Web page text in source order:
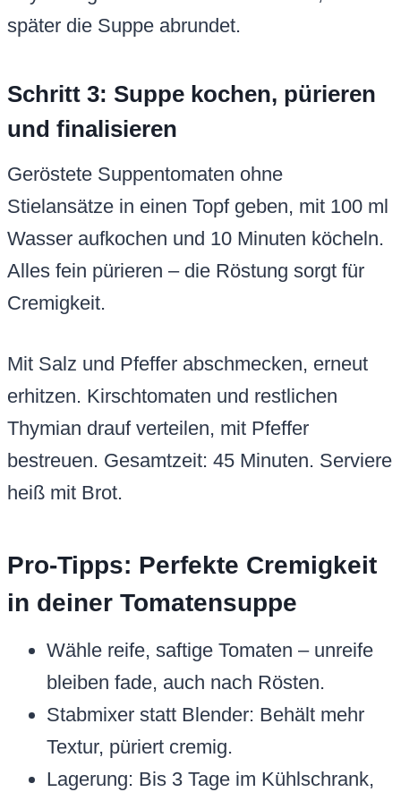
später die Suppe abrundet.
Schritt 3: Suppe kochen, pürieren
und finalisieren
Geröstete Suppentomaten ohne
Stielansätze in einen Topf geben, mit 100 ml
Wasser aufkochen und 10 Minuten köcheln.
Alles fein pürieren – die Röstung sorgt für
Cremigkeit.
Mit Salz und Pfeffer abschmecken, erneut
erhitzen. Kirschtomaten und restlichen
Thymian drauf verteilen, mit Pfeffer
bestreuen. Gesamtzeit: 45 Minuten. Serviere
heiß mit Brot.
Pro-Tipps: Perfekte Cremigkeit
in deiner Tomatensuppe
Wähle reife, saftige Tomaten – unreife
bleiben fade, auch nach Rösten.
Stabmixer statt Blender: Behält mehr
Textur, püriert cremig.
Lagerung: Bis 3 Tage im Kühlschrank,